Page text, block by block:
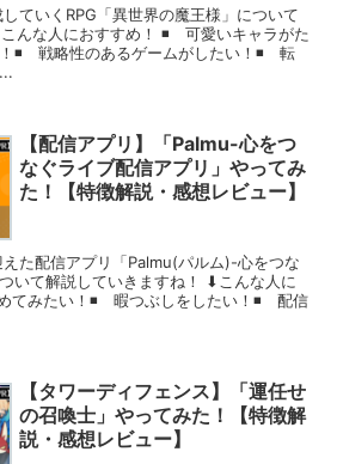
ていくRPG「異世界の魔王様」について
んな人におすすめ！ ◾️ 可愛いキャラがた
◾️ 戦略性のあるゲームがしたい！◾️ 転
【配信アプリ】「Palmu-心をつ
なぐライブ配信アプリ」やってみ
た！【特徴解説・感想レビュー】
た配信アプリ「Palmu(パルム)-心をつな
いて解説していきますね！ ⬇︎こんな人に
てみたい！◾️ 暇つぶしをしたい！◾️ 配信
【タワーディフェンス】「運任せ
の召喚士」やってみた！【特徴解
説・感想レビュー】